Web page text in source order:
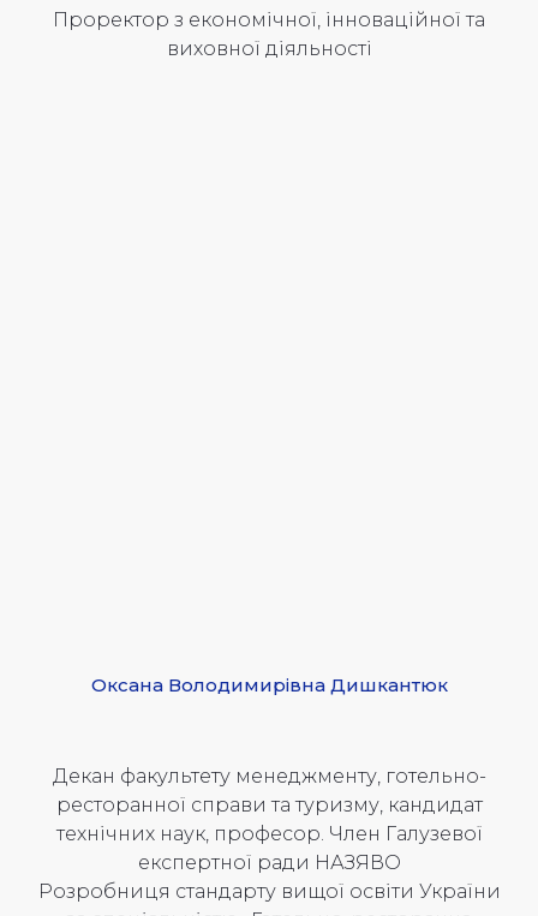
Проректор з економічної, інноваційної та
виховної діяльності
Оксана Володимирівна Дишкантюк
Декан факультету менеджменту, готельно-
ресторанної справи та туризму, кандидат
технічних наук, професор. Член Галузевої
експертної ради НАЗЯВО
Розробниця стандарту вищої освіти України